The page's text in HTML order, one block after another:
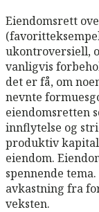
Eiendomsrett
ukontroversiell,
vanligvis
det er få, om
nevnte
eiendomsretten
innflytelse og
produktiv
eiendom.
spennende
avkastning fra
veksten.